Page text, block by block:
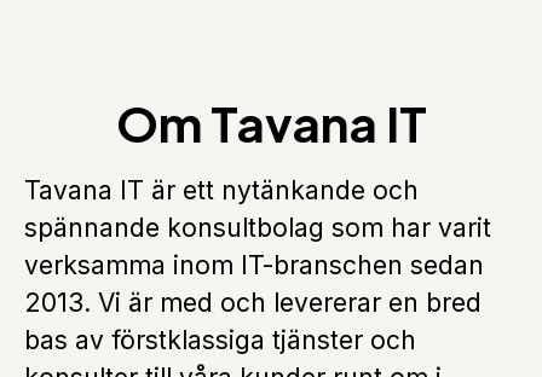
Om Tavana IT
Tavana IT är ett nytänkande och
spännande konsultbolag som har varit
verksamma inom IT-branschen sedan
2013. Vi är med och levererar en bred
bas av förstklassiga tjänster och